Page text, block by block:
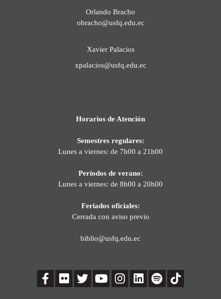
Orlando Bracho
obracho@usfq.edu.ec
Xavier Palacios
xpalacios@usfq.edu.ec
Horarios de Atención
Semestres regulares:
Lunes a viernes: de 7h00 a 21h00
Períodos de verano:
Lunes a viernes: de 8h00 a 20h00
Feriados oficiales:
Cerrada con aviso previo
biblio@usfq.edu.ec